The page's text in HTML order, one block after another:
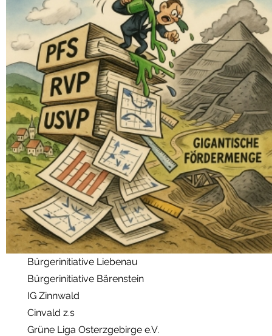
Bürgerinitiative Liebenau
Bürgerinitiative Bärenstein
IG Zinnwald
Cinvald z.s
Grüne Liga Osterzgebirge e.V.